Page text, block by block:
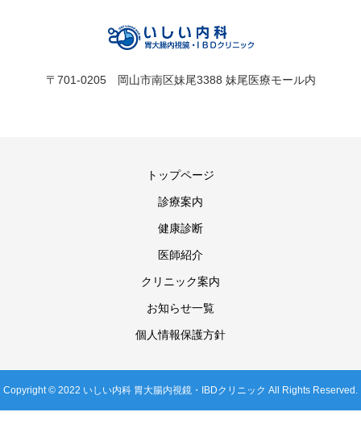
〒701-0205 岡山市南区妹尾3388 妹尾医療モール内
トップページ
診療案内
健康診断
医師紹介
クリニック案内
お知らせ一覧
個人情報保護方針
Copyright © 2022 いしい内科 胃大腸内視鏡・IBDクリニック All Rights Reserved.